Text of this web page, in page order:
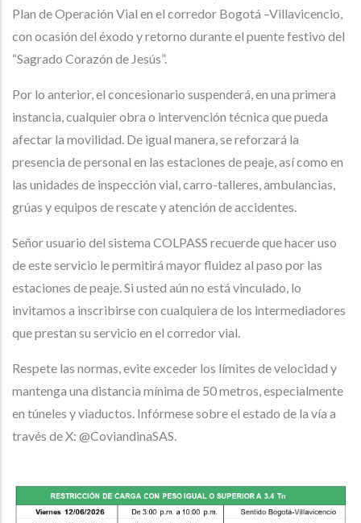
Plan de Operación Vial en el corredor Bogotá –Villavicencio,
con ocasión del éxodo y retorno durante el puente festivo del
“Sagrado Corazón de Jesús”.
Por lo anterior, el concesionario suspenderá, en una primera
instancia, cualquier obra o intervención técnica que pueda
afectar la movilidad. De igual manera, se reforzará la
presencia de personal en las estaciones de peaje, así como en
las unidades de inspección vial, carro-talleres, ambulancias,
grúas y equipos de rescate y atención de accidentes.
Señor usuario del sistema COLPASS recuerde que hacer uso
de este servicio le permitirá mayor fluidez al paso por las
estaciones de peaje. Si usted aún no está vinculado, lo
invitamos a inscribirse con cualquiera de los intermediadores
que prestan su servicio en el corredor vial.
Respete las normas, evite exceder los límites de velocidad y
mantenga una distancia mínima de 50 metros, especialmente
en túneles y viaductos. Infórmese sobre el estado de la vía a
través de X: @CoviandinaSAS.